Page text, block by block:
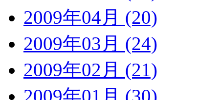
2009年04月 (20)
2009年03月 (24)
2009年02月 (21)
2009年01月 (30)